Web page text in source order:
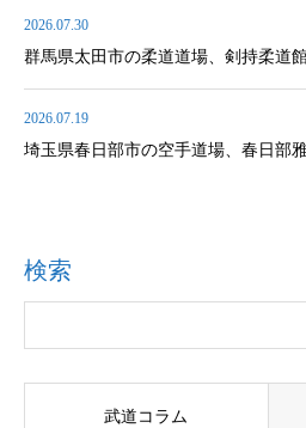
2026.07.30
群馬県太田市の柔道道場、剣持柔道
2026.07.19
埼玉県春日部市の空手道場、春日部
検索
武道コラム